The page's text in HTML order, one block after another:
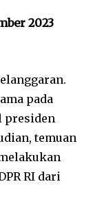
2023
pada
presiden
temuan
RI dari